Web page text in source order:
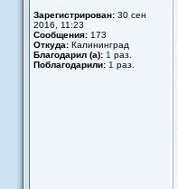
Зарегистрирован: 30 сен
2016, 11:23
Сообщения: 173
Откуда: Калининград
Благодарил (а): 1 раз.
Поблагодарили: 1 раз.